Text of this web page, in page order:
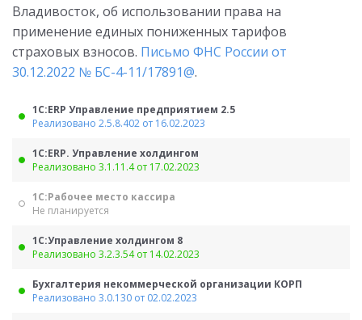
Владивосток, об использовании права на
применение единых пониженных тарифов
страховых взносов. Письмо ФНС России от
30.12.2022 № БС-4-11/17891@.
1С:ERP Управление предприятием 2.5
Реализовано 2.5.8.402 от 16.02.2023
1С:ERP. Управление холдингом
Реализовано 3.1.11.4 от 17.02.2023
1С:Рабочее место кассира
Не планируется
1С:Управление холдингом 8
Реализовано 3.2.3.54 от 14.02.2023
Бухгалтерия некоммерческой организации КОРП
Реализовано 3.0.130 от 02.02.2023